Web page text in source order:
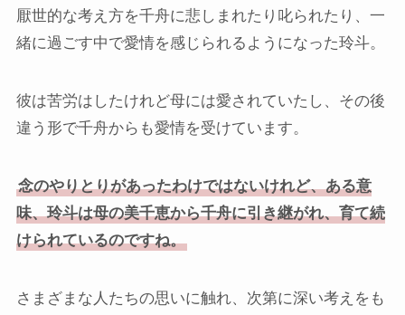
厭世的な考え方を千舟に悲しまれたり叱られたり、一
緒に過ごす中で愛情を感じられるようになった玲斗。
彼は苦労はしたけれど母には愛されていたし、その後
違う形で千舟からも愛情を受けています。
念のやりとりがあったわけではないけれど、ある意
味、玲斗は母の美千恵から千舟に引き継がれ、育て続
けられているのですね。
さまざまな人たちの思いに触れ、次第に深い考えをも